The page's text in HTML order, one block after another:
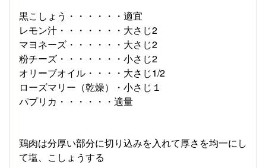
黒こしょう・・・・・・適宜
レモン汁・・・・・・・大さじ2
マヨネーズ・・・・・・大さじ2
粉チーズ・・・・・・・小さじ2
オリーブオイル・・・・大さじ1/2
ローズマリー（乾燥）・小さじ１
パプリカ・・・・・・適量
鶏肉は分厚い部分に切り込みを入れて厚さを均一にし
て塩、こしょうする